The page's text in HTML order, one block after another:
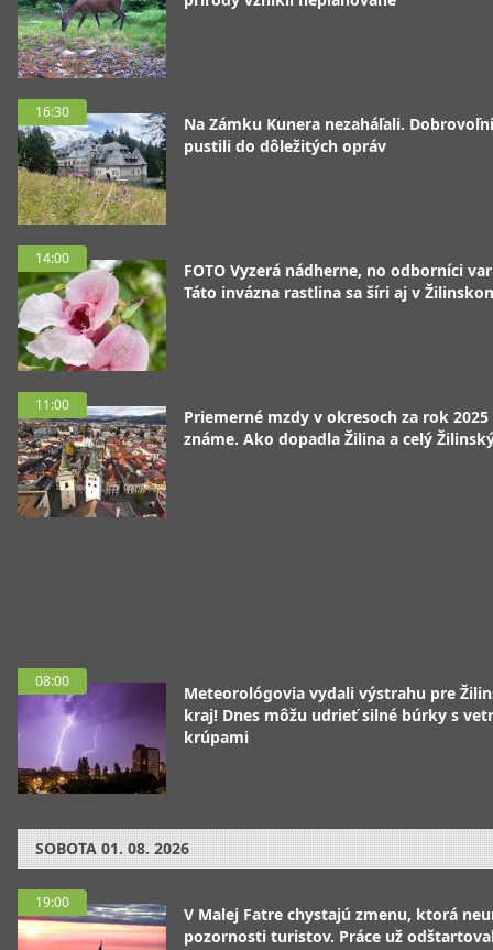
16:30
Na Zámku Kunera nezaháľali.
pustili do dôležitých opráv
14:00
FOTO Vyzerá nádherne, no odborníci
Táto invázna rastlina sa šíri aj v
11:00
Priemerné mzdy v okresoch za rok 2025
známe. Ako dopadla Žilina a celý
08:00
Meteorológovia vydali výstrahu pre
kraj! Dnes môžu udrieť silné búrky s
krúpami
SOBOTA 01. 08. 2026
19:00
V Malej Fatre chystajú zmenu, ktorá
pozornosti turistov. Práce už